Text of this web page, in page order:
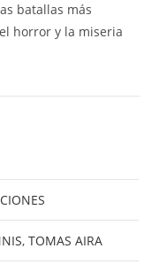
batallas más
horror y la miseria
,TOMAS AIRA